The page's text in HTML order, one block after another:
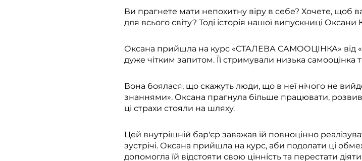
Ви прагнете мати непохитну віру в себе? Хочете, щоб
для всього світу? Тоді історія нашої випускниці Оксани
Оксана прийшла на курс «СТАЛЕВА САМООЦІНКА» від
дуже чітким запитом. Її стримували низька
Вона боялася, що скажуть люди, що в неї нічого не
знаннями». Оксана прагнула більше працювати,
ці страхи стояли на шляху.
Цей внутрішній бар'єр заважав їй повноцінно
зустрічі. Оксана прийшла на курс, аби подолати ці
допомогла їй відстояти свою цінність та перестати